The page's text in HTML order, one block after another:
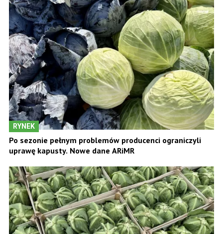
RYNEK
Po sezonie pełnym problemów producenci ograniczyli
uprawę kapusty. Nowe dane ARiMR